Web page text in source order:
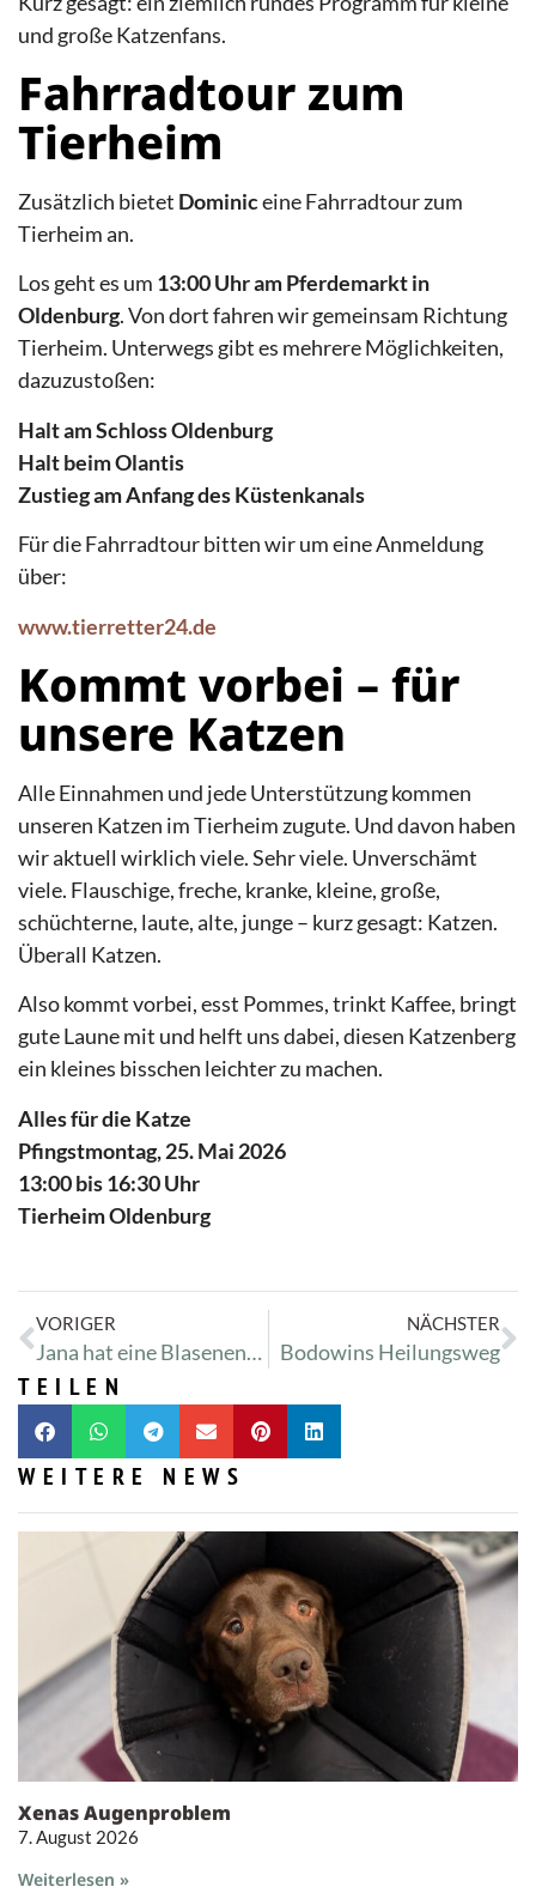
und große Katzenfans.
Fahrradtour zum
Tierheim
Zusätzlich bietet Dominiceine Fahrradtour zum
Tierheim an.
Los geht es um 13:00 Uhr am Pferdemarkt in
Oldenburg. Von dort fahren wir gemeinsam Richtung
Tierheim. Unterwegs gibt es mehrere Möglichkeiten,
dazuzustoßen:
Halt am Schloss Oldenburg
Halt beim Olantis
Zustieg am Anfang des Küstenkanals
Für die Fahrradtour bitten wir um eine Anmeldung
über:
www.tierretter24.de
Kommt vorbei – für
unsere Katzen
Alle Einnahmen und jede Unterstützung kommen
unseren Katzen im Tierheim zugute. Und davon haben
wir aktuell wirklich viele. Sehr viele. Unverschämt
viele. Flauschige, freche, kranke, kleine, große,
schüchterne, laute, alte, junge – kurz gesagt: Katzen.
Überall Katzen.
Also kommt vorbei, esst Pommes, trinkt Kaffee, bringt
gute Laune mit und helft uns dabei, diesen Katzenberg
ein kleines bisschen leichter zu machen.
Alles für die Katze
Pfingstmontag, 25. Mai 2026
13:00 bis 16:30 Uhr
Tierheim Oldenburg
VORIGER
Jana hat eine Blasenentzündung
NÄCHSTER
Bodowins Heilungsweg
TEILEN
WEITERE NEWS
Xenas Augenproblem
7. August 2026
Weiterlesen »